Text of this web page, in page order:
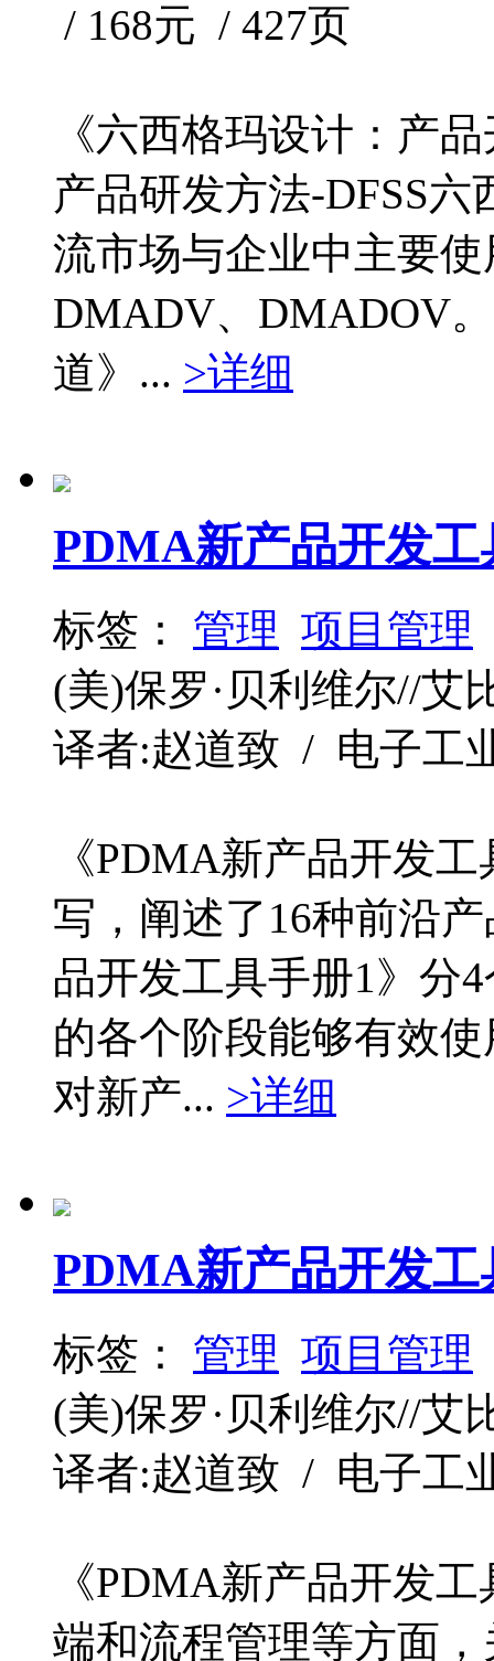
/ 168元 / 427页
《六西格玛设计：产
产品研发方法-DFSS
流市场与企业中主要
DMADV、DMADOV
道》... >详细
PDMA新产品开发工
标签： 管理 项目管理
(美)保罗·贝利维尔//艾
译者:赵道致 / 电子工
《PDMA新产品开发
写，阐述了16种前沿
品开发工具手册1》分
的各个阶段能够有效
对新产... >详细
PDMA新产品开发工
标签： 管理 项目管理
(美)保罗·贝利维尔//艾
译者:赵道致 / 电子工
《PDMA新产品开发
端和流程管理等方面